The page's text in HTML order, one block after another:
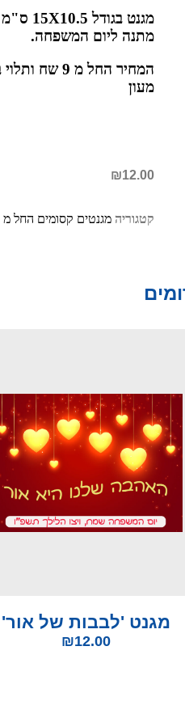
מתנה ליום המשפחה.
המחיר החל מ
מעון
₪12.00
קטגוריה מגנטים קסומים החל מ 9 שח
מגנט 'לבבות של אור'
₪12.00